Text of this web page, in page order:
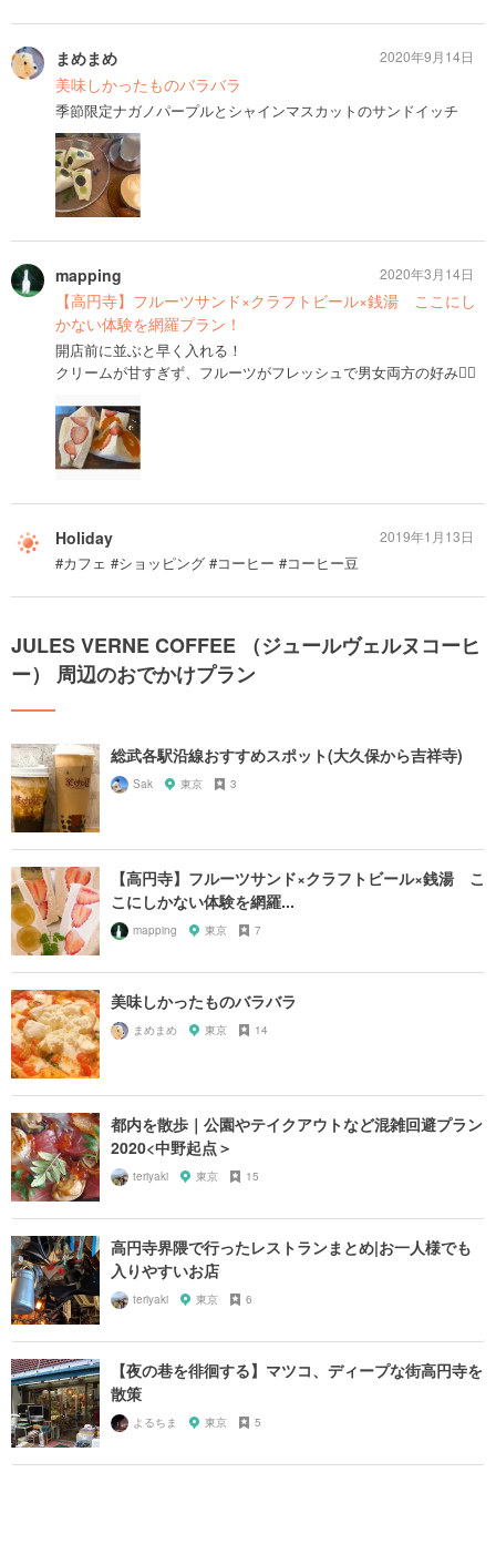
まめまめ
美味しかったものバラバラ
季節限定ナガノパープルとシャインマスカットのサンドイッチ
2020年9月14日
mapping
【高円寺】フルーツサンド×クラフトビール×銭湯 ここにし
かない体験を網羅プラン！
開店前に並ぶと早く入れる！
クリームが甘すぎず、フルーツがフレッシュで男女両方の好み🙆‍♀️
2020年3月14日
Holiday
#カフェ #ショッピング #コーヒー #コーヒー豆
2019年1月13日
JULES VERNE COFFEE （ジュールヴェルヌコーヒ
ー） 周辺のおでかけプラン
総武各駅沿線おすすめスポット(大久保から吉祥寺)
Sak 東京 3
【高円寺】フルーツサンド×クラフトビール×銭湯 こ
こにしかない体験を網羅...
mapping 東京 7
美味しかったものバラバラ
まめまめ 東京 14
都内を散歩｜公園やテイクアウトなど混雑回避プラン
2020<中野起点＞
teriyaki 東京 15
高円寺界隈で行ったレストランまとめ|お一人様でも
入りやすいお店
teriyaki 東京 6
【夜の巷を徘徊する】マツコ、ディープな街高円寺を
散策
よるちま 東京 5